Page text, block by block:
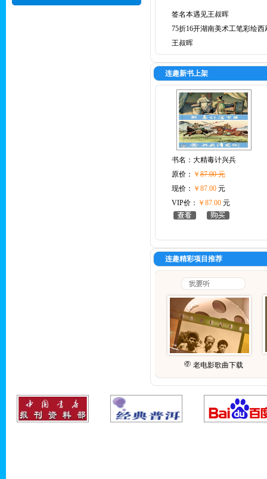
签名本遇见王叔晖
75折16开湖南美术工笔彩绘西
王叔晖
连趣新书上架
书名： 大精毒计兴兵
原价： ￥87.00 元
现价： ￥87.00元
VIP价： ￥87.00元
连趣精彩项目推荐
老电影歌曲下载